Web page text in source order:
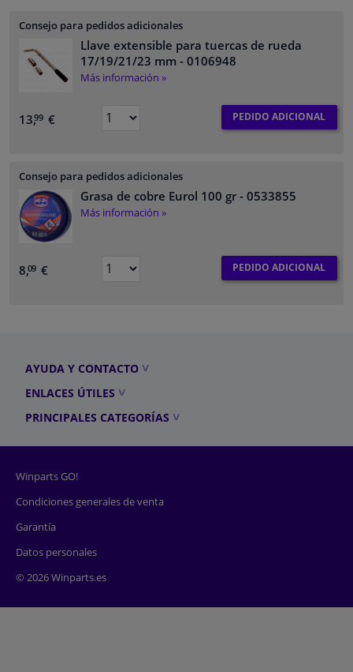
Consejo para pedidos adicionales
Llave extensible para tuercas de rueda
17/19/21/23 mm - 0106948
Más información »
13,99 € PEDIDO ADICIONAL
Consejo para pedidos adicionales
Grasa de cobre Eurol 100 gr - 0533855
Más información »
8,09 € PEDIDO ADICIONAL
AYUDA Y CONTACTO
ENLACES ÚTILES
PRINCIPALES CATEGORÍAS
Winparts GO!
Condiciones generales de venta
Garantía
Datos personales
© 2026 Winparts.es